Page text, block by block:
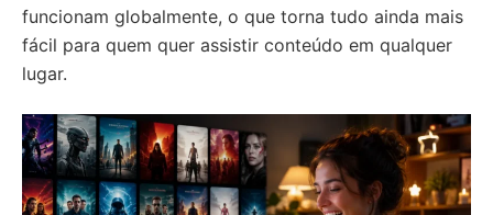
funcionam globalmente, o que torna tudo ainda mais
fácil para quem quer assistir conteúdo em qualquer
lugar.